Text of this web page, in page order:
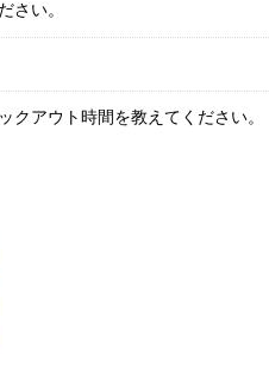
さい。
クアウト時間を教えてください。